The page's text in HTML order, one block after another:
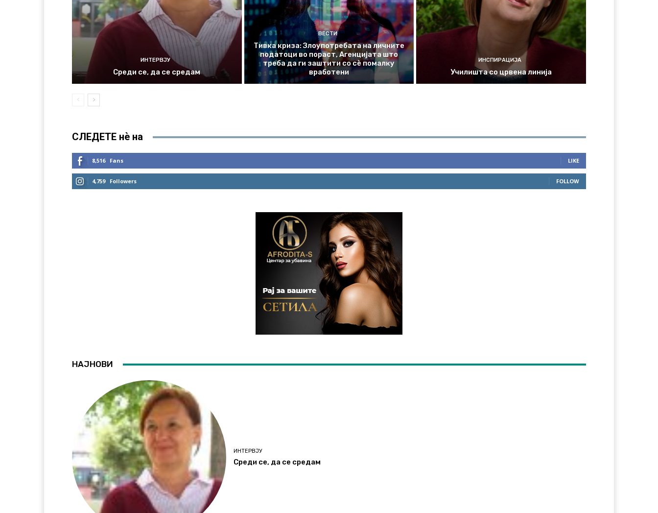
ИНТЕРВЈУ
Среди се, да се средам
ВЕСТИ
Тивка криза: Злоупотребата на личните
податоци во пораст, Агенцијата што
треба да ги заштити со сѐ помалку
вработени
ИНСПИРАЦИЈА
Училишта со црвена линија
СЛЕДЕТЕ нѐ на
8,516 Fans LIKE
4,759 Followers FOLLOW
НАЈНОВИ
ИНТЕРВЈУ
Среди се, да се средам